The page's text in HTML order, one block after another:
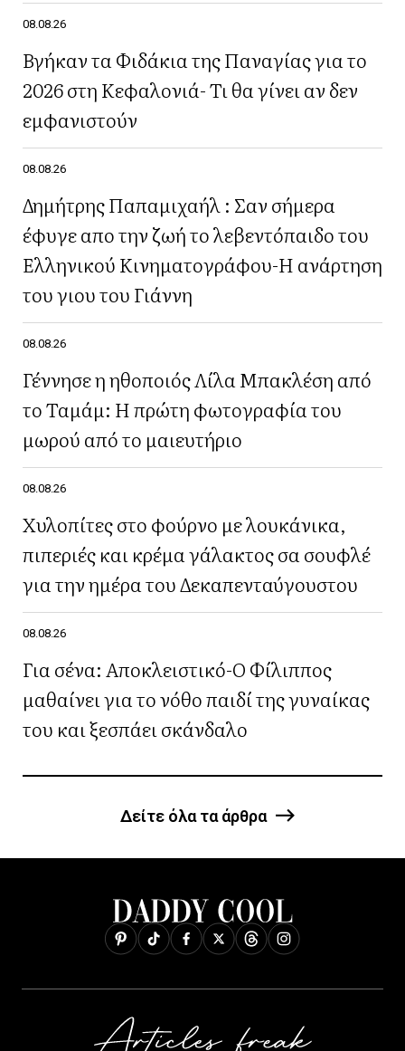
08.08.26
Βγήκαν τα Φιδάκια της Παναγίας για το
2026 στη Κεφαλονιά- Τι θα γίνει αν δεν
εμφανιστούν
08.08.26
Δημήτρης Παπαμιχαήλ : Σαν σήμερα
έφυγε απο την ζωή το λεβεντόπαιδο του
Ελληνικού Κινηματογράφου-Η ανάρτηση
του γιου του Γιάννη
08.08.26
Γέννησε η ηθοποιός Λίλα Μπακλέση από
το Ταμάμ: Η πρώτη φωτογραφία του
μωρού από το μαιευτήριο
08.08.26
Χυλοπίτες στο φούρνο με λουκάνικα,
πιπεριές και κρέμα γάλακτος σα σουφλέ
για την ημέρα του Δεκαπενταύγουστου
08.08.26
Για σένα: Αποκλειστικό-Ο Φίλιππος
μαθαίνει για το νόθο παιδί της γυναίκας
του και ξεσπάει σκάνδαλο
Δείτε όλα τα άρθρα